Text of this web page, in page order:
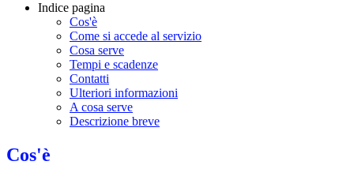
Indice pagina
Cos'è
Come si accede al servizio
Cosa serve
Tempi e scadenze
Contatti
Ulteriori informazioni
A cosa serve
Descrizione breve
Cos'è